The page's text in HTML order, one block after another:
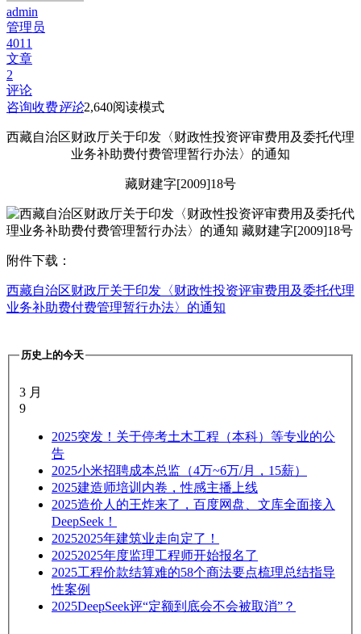
admin
管理员
4011
文章
2
评论
咨询收费评论2,640阅读模式
西藏自治区财政厅关于印发〈财政性投资评审费用及委托代理
业务补助费付费管理暂行办法〉的通知
藏财建字[2009]18号
附件下载：
西藏自治区财政厅关于印发〈财政性投资评审费用及委托代理
业务补助费付费管理暂行办法〉的通知
历史上的今天
3 月
9
2025突发！关于停考土木工程（本科）等专业的公
告
2025小米招聘成本总监（4万~6万/月，15薪）
2025建造师培训内卷，性感主播上线
2025造价人的王炸来了，百度网盘、文库全面接入
DeepSeek！
20252025年建筑业走向定了！
20252025年度监理工程师开始报名了
2025工程价款结算难的58个商法要点梳理总结指导
性案例
2025DeepSeek评“定额到底会不会被取消”？